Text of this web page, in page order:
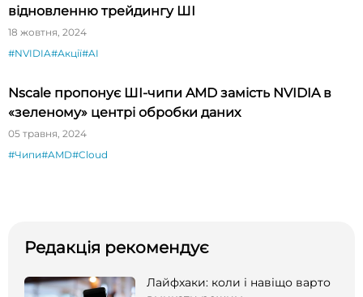
відновленню трейдингу ШІ
18 жовтня, 2024
#NVIDIA#Акції#AI
Nscale пропонує ШІ-чипи AMD замість NVIDIA в
«зеленому» центрі обробки даних
05 травня, 2024
#Чипи#AMD#Cloud
Редакція рекомендує
Лайфхаки: коли і навіщо варто